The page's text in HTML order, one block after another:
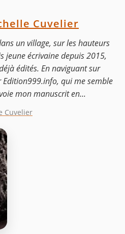
Cuvelier
un village, sur les hauteurs
jeune écrivaine depuis 2015,
édités. En naviguant sur
qui me semble
mon manuscrit en...
Cuvelier